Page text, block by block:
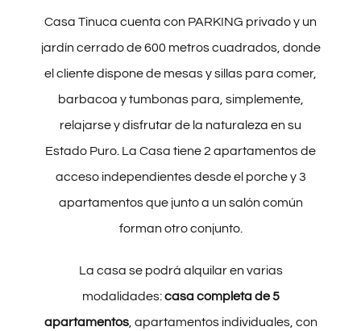
Casa Tinuca cuenta con PARKING privado y un
jardín cerrado de 600 metros cuadrados, donde
el cliente dispone de mesas y sillas para comer,
barbacoa y tumbonas para, simplemente,
relajarse y disfrutar de la naturaleza en su
Estado Puro. La Casa tiene 2 apartamentos de
acceso independientes desde el porche y 3
apartamentos que junto a un salón común
forman otro conjunto.
La casa se podrá alquilar en varias
modalidades:casa completa de 5
apartamentos, apartamentos individuales, con